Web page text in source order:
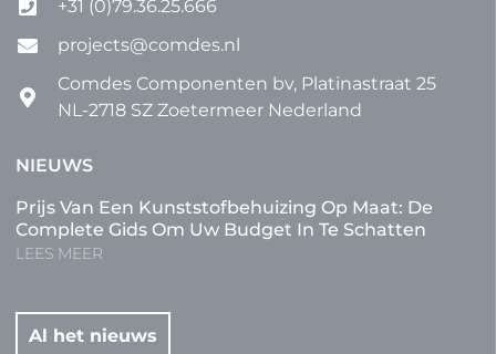
+31 (0)79.36.25.666
projects@comdes.nl
Comdes Componenten bv, Platinastraat 25
NL-2718 SZ Zoetermeer Nederland
NIEUWS
Prijs Van Een Kunststofbehuizing Op Maat: De
Complete Gids Om Uw Budget In Te Schatten
LEES MEER
Al het nieuws